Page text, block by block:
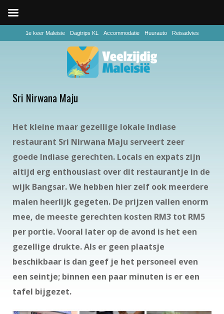
1e keer Maleisie Dagtrips KL Accommodatie Huurauto Reisadvies
Sri Nirwana Maju
Het kleine maar gezellige lokale Indiase
restaurant Sri Nirwana Maju serveert zeer
goede Indiase gerechten. Locals en expats zijn
altijd erg enthousiast over dit restaurantje in de
wijk Bangsar. We hebben hier zelf ook meerdere
malen heerlijk gegeten. De prijzen vallen enorm
mee, de meeste gerechten kosten RM3 tot RM5
per portie. Vooral later op de avond is het een
gezellige drukte. Als er geen plaatsje
beschikbaar is dan geef je het personeel even
een seintje; binnen een paar minuten is er een
tafel bijgezet.